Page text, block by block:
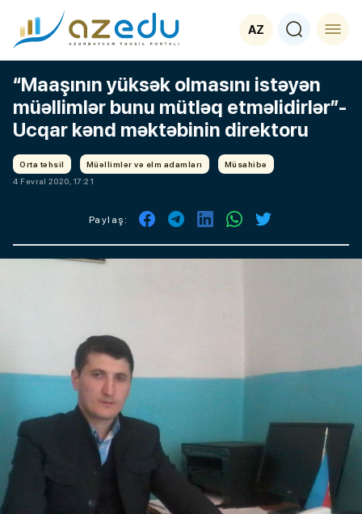
AZ
“Maaşının yüksək olmasını istəyən
müəllimlər bunu mütləq etməlidirlər”-
Ucqar kənd məktəbinin direktoru
Orta təhsil Müəllimlər və elm adamları
Müsahibə
4 Fevral 2020, 17:21
Paylaş: